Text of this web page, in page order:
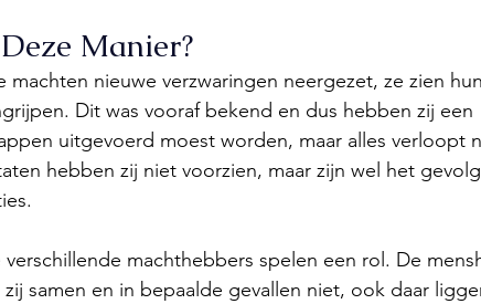
Manier?
nieuwe verzwaringen neergezet, ze zien hun
Dit was vooraf bekend en dus hebben zij een
uitgevoerd moest worden, maar alles verloopt
hebben zij niet voorzien, maar zijn wel het gevolg
machthebbers spelen een rol. De
samen en in bepaalde gevallen niet, ook daar